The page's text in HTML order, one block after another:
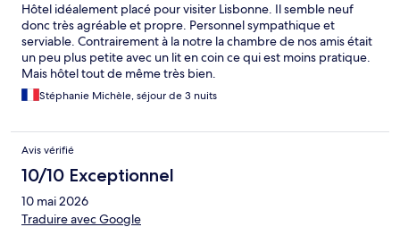
Hôtel idéalement placé pour visiter Lisbonne. Il semble neuf
donc très agréable et propre. Personnel sympathique et
serviable. Contrairement à la notre la chambre de nos amis était
un peu plus petite avec un lit en coin ce qui est moins pratique.
Mais hôtel tout de même très bien.
Stéphanie Michèle, séjour de 3 nuits
Avis vérifié
10/10 Exceptionnel
10 mai 2026
Traduire avec Google